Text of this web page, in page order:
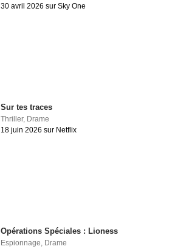
30 avril 2026 sur Sky One
Sur tes traces
Thriller, Drame
18 juin 2026 sur Netflix
Opérations Spéciales : Lioness
Espionnage, Drame